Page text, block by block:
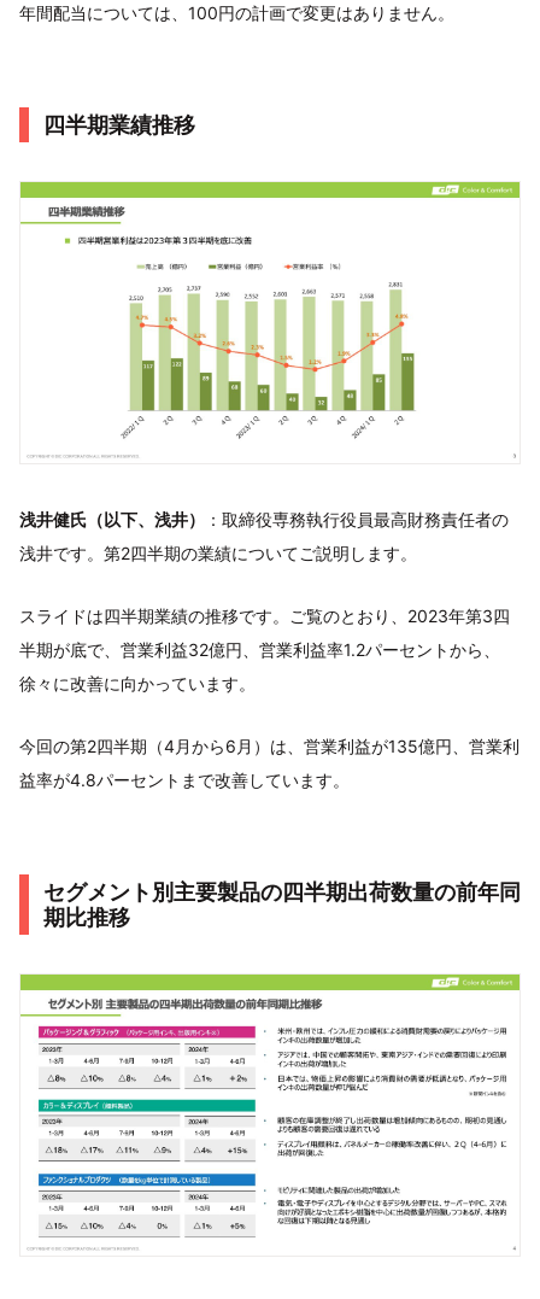
年間配当については、100円の計画で変更はありません。
四半期業績推移
浅井健氏（以下、浅井）
：取締役専務執行役員最高財務責任者の
浅井です。第2四半期の業績についてご説明します。
スライドは四半期業績の推移です。ご覧のとおり、2023年第3四
半期が底で、営業利益32億円、営業利益率1.2パーセントから、
徐々に改善に向かっています。
今回の第2四半期（4月から6月）は、営業利益が135億円、営業利
益率が4.8パーセントまで改善しています。
セグメント別主要製品の四半期出荷数量の前年同
期比推移